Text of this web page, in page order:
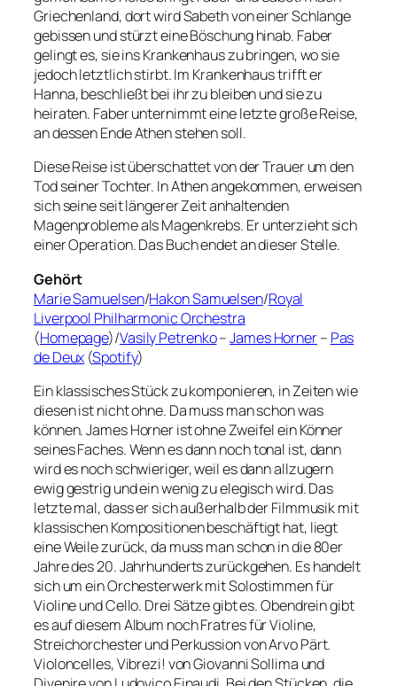
Griechenland, dort wird Sabeth von einer Schlange
gebissen und stürzt eine Böschung hinab. Faber
gelingt es, sie ins Krankenhaus zu bringen, wo sie
jedoch letztlich stirbt. Im Krankenhaus trifft er
Hanna, beschließt bei ihr zu bleiben und sie zu
heiraten. Faber unternimmt eine letzte große Reise,
an dessen Ende Athen stehen soll.
Diese Reise ist überschattet von der Trauer um den
Tod seiner Tochter. In Athen angekommen, erweisen
sich seine seit längerer Zeit anhaltenden
Magenprobleme als Magenkrebs. Er unterzieht sich
einer Operation. Das Buch endet an dieser Stelle.
Gehört
Marie Samuelsen/Hakon Samuelsen/Royal
Liverpool Philharmonic Orchestra
(Homepage)/Vasily Petrenko–James Horner– Pas
de Deux (Spotify)
Ein klassisches Stück zu komponieren, in Zeiten wie
diesen ist nicht ohne. Da muss man schon was
können. James Horner ist ohne Zweifel ein Könner
seines Faches. Wenn es dann noch tonal ist, dann
wird es noch schwieriger, weil es dann allzugern
ewig gestrig und ein wenig zu elegisch wird. Das
letzte mal, dass er sich außerhalb der Filmmusik mit
klassischen Kompositionen beschäftigt hat, liegt
eine Weile zurück, da muss man schon in die 80er
Jahre des 20. Jahrhunderts zurückgehen. Es handelt
sich um ein Orchesterwerk mit Solostimmen für
Violine und Cello. Drei Sätze gibt es. Obendrein gibt
es auf diesem Album noch Fratres für Violine,
Streichorchester und Perkussion von Arvo Pärt.
Violoncelles, Vibrezi! von Giovanni Sollima und